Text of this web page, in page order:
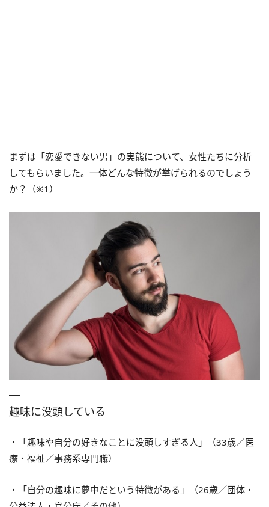
まずは「恋愛できない男」の実態について、女性たちに分析
してもらいました。一体どんな特徴が挙げられるのでしょう
か？（※1）
趣味に没頭している
・「趣味や自分の好きなことに没頭しすぎる人」（33歳／医
療・福祉／事務系専門職）
・「自分の趣味に夢中だという特徴がある」（26歳／団体・